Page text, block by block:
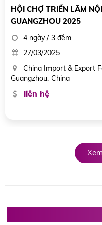
HỘI CHỢ TRIỂN LÃM
COLOGNE (CHLB ĐỨC)
8 ngày / 7 đêm
18/05/2025
Congress-Centrum
85.900.000 đ